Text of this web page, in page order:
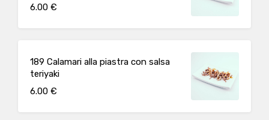
6.00 €
189 Calamari alla piastra con salsa
teriyaki
6.00 €